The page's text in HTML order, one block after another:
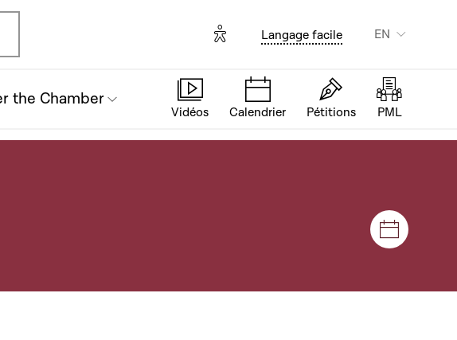
Options d'accessibilité
Langage facile EN
the Chamber
Vidéos Calendrier Pétitions PML
Sessions